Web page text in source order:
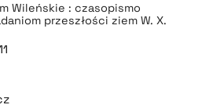
Wileńskie : czasopismo
przeszłości ziem W. X.